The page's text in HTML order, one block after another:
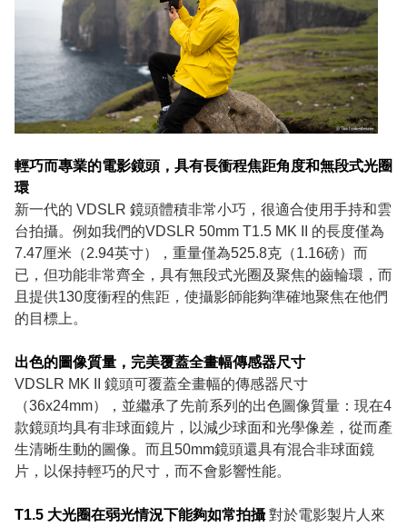
輕巧而專業的電影鏡頭，具有長衝程焦距角度和無段式光圈
環
新一代的 VDSLR 鏡頭體積非常小巧，很適合使用手持和雲
台拍攝。例如我們的VDSLR 50mm T1.5 MK II 的長度僅為
7.47厘米（2.94英寸），重量僅為525.8克（1.16磅）而
已，但功能非常齊全，具有無段式光圈及聚焦的齒輪環，而
且提供130度衝程的焦距，使攝影師能夠準確地聚焦在他們
的目標上。
出色的圖像質量，完美覆蓋全畫幅傳感器尺寸
VDSLR MK II 鏡頭可覆蓋全畫幅的傳感器尺寸
（36x24mm），並繼承了先前系列的出色圖像質量：現在4
款鏡頭均具有非球面鏡片，以減少球面和光學像差，從而產
生清晰生動的圖像。而且50mm鏡頭還具有混合非球面鏡
片，以保持輕巧的尺寸，而不會影響性能。
T1.5 大光圈在弱光情況下能夠如常拍攝對於電影製片人來